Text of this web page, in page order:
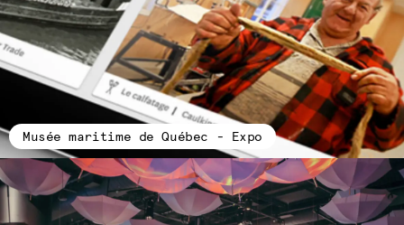
Musée maritime de Québec - Expo